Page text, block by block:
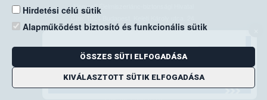
Hirdetési célú sütik
Alapműködést biztosító és funkcionális sütik
ÖSSZES SÜTI ELFOGADÁSA
KIVÁLASZTOTT SÜTIK ELFOGADÁSA
Nemzeti Élelmiszerlánc-biztonsági Hivatal
Levelezési cím: 1525 Budapest. Pf. 30.
E-mail:ugyfelszolgalat@nebih.gov.hu
Zöld szám: 06-80/263-244
Telefon: 06-1/ 336-9000